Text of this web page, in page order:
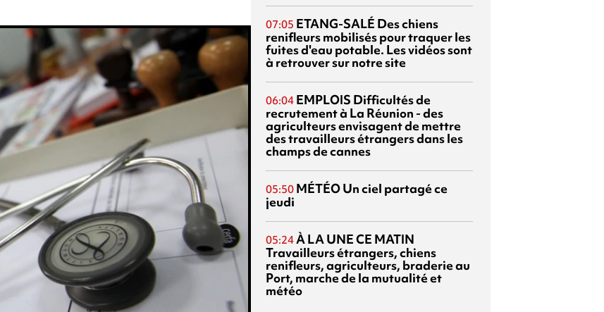
07:05 ETANG-SALÉ Des chiens
renifleurs mobilisés pour traquer les
fuites d'eau potable. Les vidéos sont
à retrouver sur notre site
06:04 EMPLOIS Difficultés de
recrutement à La Réunion - des
agriculteurs envisagent de mettre
des travailleurs étrangers dans les
champs de cannes
05:50 MÉTÉOUn ciel partagé ce
jeudi
05:24À LA UNE CE MATIN
Travailleurs étrangers, chiens
renifleurs, agriculteurs, braderie au
Port, marche de la mutualité et
météo